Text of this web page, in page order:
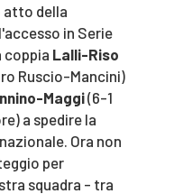
atto della
in Serie
coppia Lalli-Riso
Ruscio-Mancini)
Maggi(6-1
a spedire la
Ora non
per
squadra - tra